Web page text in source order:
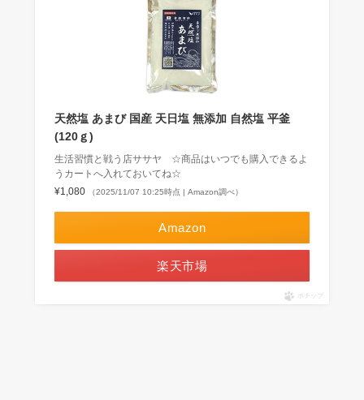
天然塩 あまび 国産 天日塩 無添加 自然塩 平釜
(120ｇ)
生活習慣と戦う店ササヤ ☆商品はいつでも購入できるよ
うカートへ入れておいてね☆
¥1,080
（2025/11/07 10:25時点 | Amazon調べ）
Amazon
楽天市場
ポチップ